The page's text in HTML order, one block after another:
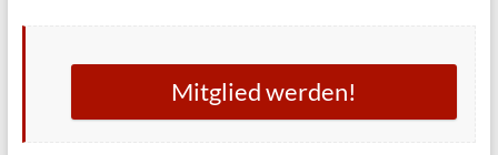
Mitglied werden!